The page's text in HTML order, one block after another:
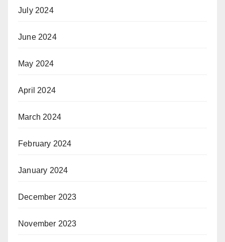
July 2024
June 2024
May 2024
April 2024
March 2024
February 2024
January 2024
December 2023
November 2023